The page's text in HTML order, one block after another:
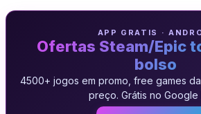
APP GRATIS ·
Ofertas Steam/Epic
bolso
4500+ jogos em promo, free games
preço. Grátis no Google